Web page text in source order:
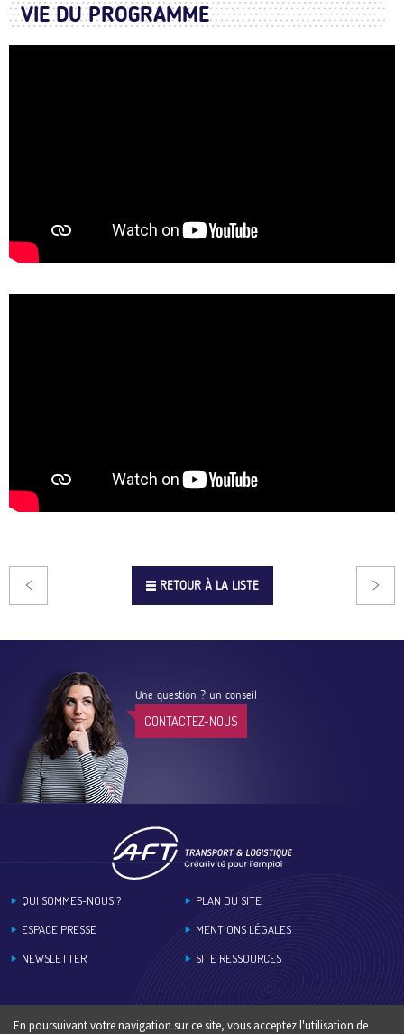
VIE DU PROGRAMME
RETOUR À LA LISTE
Une question ? un conseil :
CONTACTEZ-NOUS
QUI SOMMES-NOUS ?
ESPACE PRESSE
NEWSLETTER
PLAN DU SITE
MENTIONS LÉGALES
SITE RESSOURCES
En poursuivant votre navigation sur ce site, vous acceptez l'utilisation de